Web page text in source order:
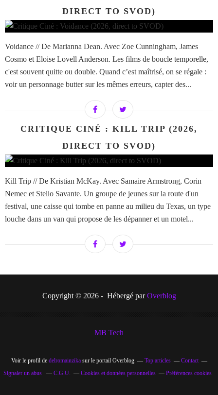
DIRECT TO SVOD)
Voidance // De Marianna Dean. Avec Zoe Cunningham, James
Cosmo et Eloise Lovell Anderson. Les films de boucle temporelle,
c'est souvent quitte ou double. Quand c’est maîtrisé, on se régale :
voir un personnage butter sur les mêmes erreurs, capter des...
CRITIQUE CINÉ : KILL TRIP (2026,
DIRECT TO SVOD)
Kill Trip // De Kristian McKay. Avec Samaire Armstrong, Corin
Nemec et Stelio Savante. Un groupe de jeunes sur la route d'un
festival, une caisse qui tombe en panne au milieu du Texas, un type
louche dans un van qui propose de les dépanner et un motel...
Copyright © 2026 - Hébergé parOverblog
MB Tech
Voir le profil de delromainzikasur le portail Overblog Top articles
Contact
Signaler un abus
C.G.U. Cookies et données personnelles Préférences cookies